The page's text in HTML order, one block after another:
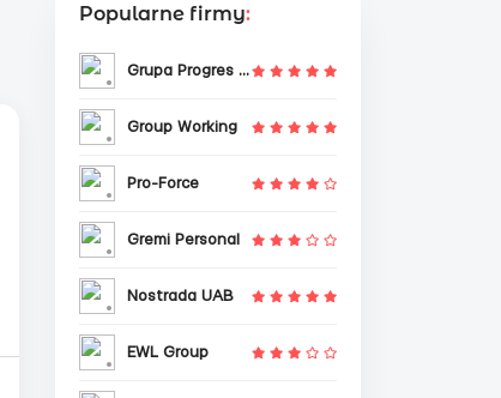
Popularne firmy:
Grupa Progres Sp. z o.o.
Group Working
Pro-Force
Gremi Personal
Nostrada UAB
EWL Group